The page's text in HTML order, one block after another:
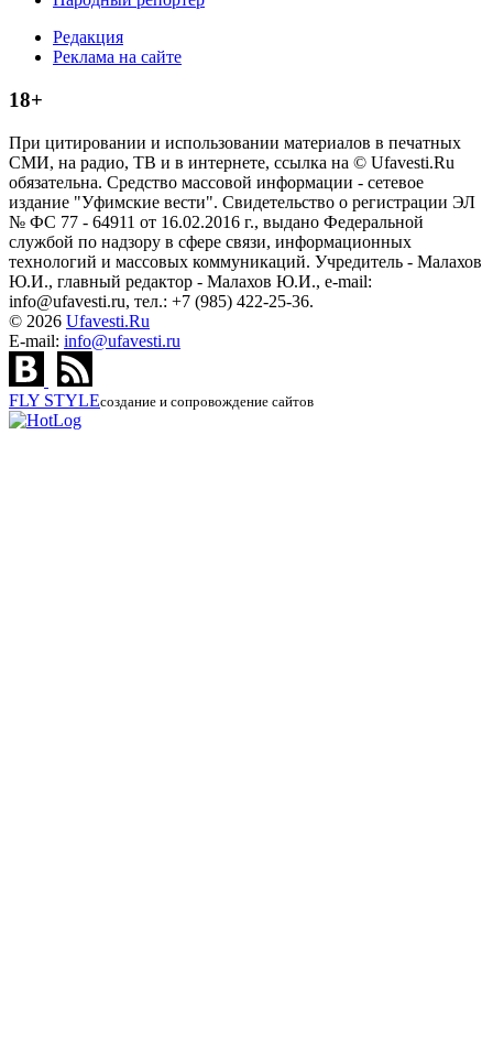
Редакция
Реклама на сайте
18+
При цитировании и использовании материалов в печатных
СМИ, на радио, ТВ и в интернете, ссылка на © Ufavesti.Ru
обязательна. Средство массовой информации - сетевое
издание "Уфимские вести". Свидетельство о регистрации ЭЛ
№ ФС 77 - 64911 от 16.02.2016 г., выдано Федеральной
службой по надзору в сфере связи, информационных
технологий и массовых коммуникаций. Учредитель - Малахов
Ю.И., главный редактор - Малахов Ю.И., e-mail:
info@ufavesti.ru, тел.: +7 (985) 422-25-36.
© 2026 Ufavesti.Ru
E-mail: info@ufavesti.ru
FLY STYLEсоздание и сопровождение сайтов